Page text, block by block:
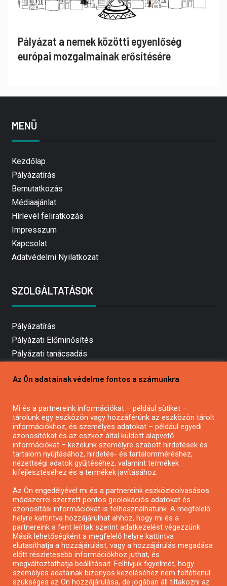
Pályázat a nemek közötti egyenlőség
európai mozgalmainak erősítésére
MENÜ
Kezdőlap
Pályázatírás
Bemutatkozás
Médiaajánlat
Hírlevél feliratkozás
Impresszum
Kapcsolat
Adatvédelmi Nyilatkozat
SZOLGÁLTATÁSOK
Pályázatírás
Pályázati Előminősítés
Pályázati tanácsadás
Mezőgazdasági pályázatírás
Pályázatírás civil szervezeteknek
Pályázatírás önkormányzatoknak
Pályázatfigyelés
Specifikus pályázatfigyelés vagy hírlevél
Pályázatok magánszemélyeknek
Pályázatok civil szervezeteknek
Pályázatok vállalkozásoknak
Önkormányzati pályázatok
Mezőgazdasági pályázatok
Az Ön adatainak védelme fontos a számunkra
Mi és a partnereink információkat – például sütiket –
tárolunk egy eszközön vagy hozzáférünk az eszközön tárolt
információkhoz, és személyes adatokat – például egyedi
azonosítókat és az eszköz által küldött alapvető
információkat – kezelünk személyre szabott hirdetések és
tartalom nyújtásához, hirdetés- és tartalomméréshez,
nézettségi adatok gyűjtéséhez, valamint termékek
kifejlesztéséhez és a termékek javításához.
Az Ön engedélyével mi és a partnereink eszközleolvasásos
módszerrel szerzett pontos geolokációs adatokat és
azonosítási információkat is felhasználhatunk. A megfelelő
helyre kattintva hozzájárulhat ahhoz, hogy mi és a
partnereink a fent leírtak szerint adatkezelést végezzünk.
Másik lehetőségként a megfelelő helyre kattintva
elutasíthatja a hozzájárulást, vagy a hozzájárulás megadása
előtt részletesebb információkhoz juthat, és
megváltoztathatja beállításait. Felhívjuk figyelmét, hogy
személyes adatainak bizonyos kezeléséhez nem feltétlenül
szükséges az Ön hozzájárulása, de jogában áll tiltakozni az